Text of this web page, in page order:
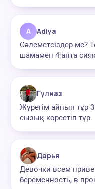
A Adiya
Сәлеметсіздер ме?
шамамен 4 апта
Гүлназ
Жүрегім айнып тұр
сызық көрсетіп тұр
Дарья
Девочки всем
беременность, в